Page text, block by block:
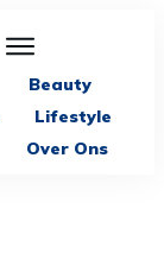
Beauty
Lifestyle
Over Ons